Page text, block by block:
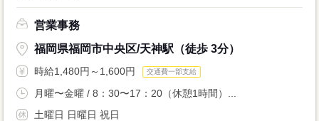
営業事務
福岡県福岡市中央区/天神駅（徒歩 3分）
時給1,480円～1,600円 交通費一部支給
月曜〜金曜 / 8：30〜17：20（休憩1時間）...
土曜日 日曜日 祝日